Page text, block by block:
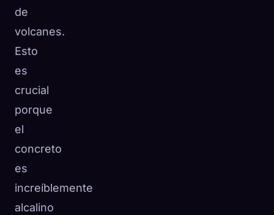
de
volcanes.
Esto
es
crucial
porque
el
concreto
es
increíblemente
alcalino